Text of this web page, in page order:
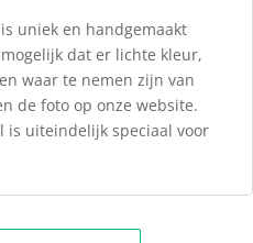
uniek en handgemaakt
dat er lichte kleur,
waar te nemen zijn van
de foto op onze website.
is uiteindelijk speciaal voor